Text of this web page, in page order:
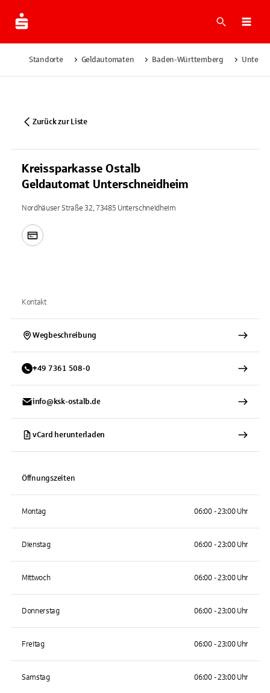
Suche
Standorte Geldautomaten Baden-Württemberg
Zurück zur Liste
Kreissparkasse Ostalb
Geldautomat Unterschneidheim
Nordhäuser Straße 32, 73485 Unterschneidheim
Kontakt
Wegbeschreibung
+49 7361 508-0
info@ksk-ostalb.de
vCard herunterladen
Öffnungszeiten
Montag 06:00 - 23:00 Uhr
Dienstag 06:00 - 23:00 Uhr
Mittwoch 06:00 - 23:00 Uhr
Donnerstag 06:00 - 23:00 Uhr
Freitag 06:00 - 23:00 Uhr
Samstag 06:00 - 23:00 Uhr